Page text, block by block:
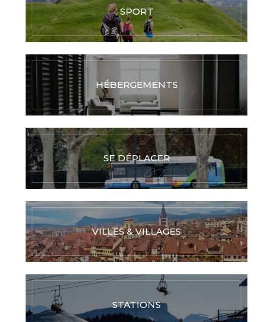
SPORT
HÉBERGEMENTS
SE DÉPLACER
VILLES & VILLAGES
STATIONS